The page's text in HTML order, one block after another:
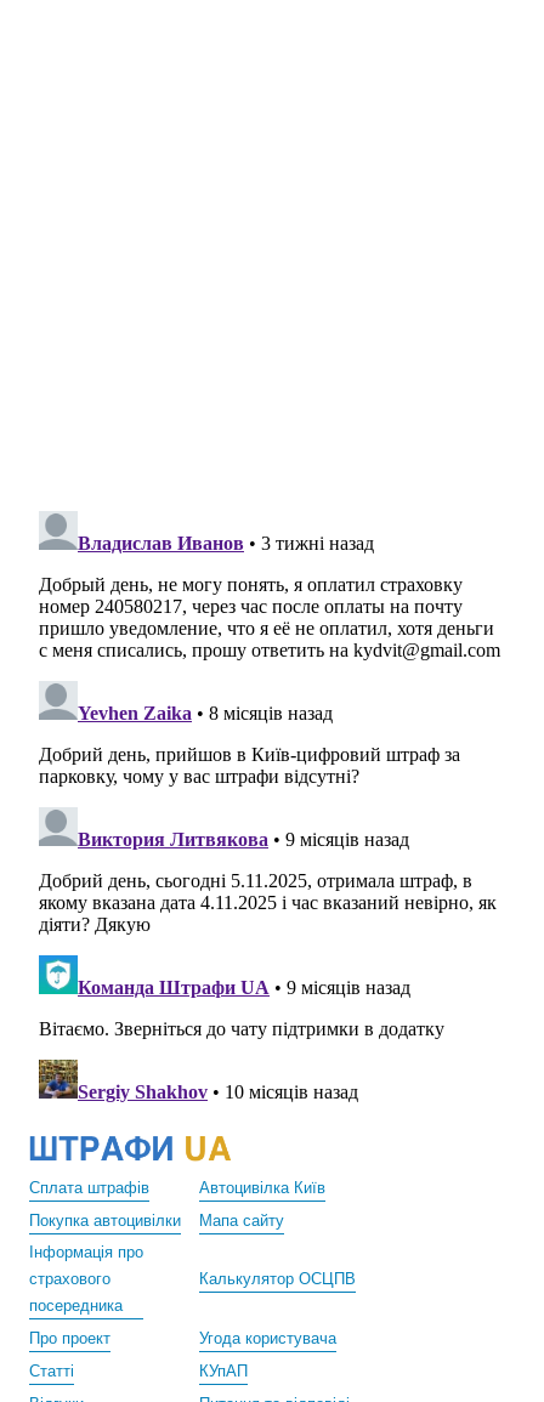
Про проект
Статті
Угода користувача
КУпАП
Сплата штрафів
Автоцивілка Київ
Покупка автоцивілки
Мапа сайту
Інформація про
страхового
посередника
Калькулятор ОСЦПВ